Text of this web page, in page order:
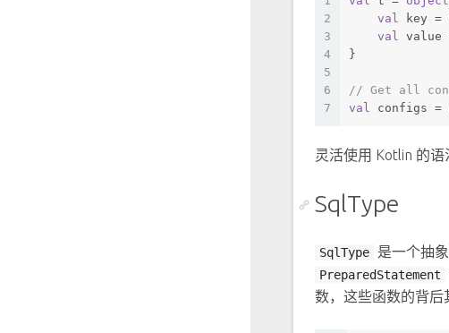
2
3
4
5
6
7
val key =
val value
}
// Get all
val configs =
灵活使用 Kotlin 的
SqlType
SqlType 是一个抽
PreparedStatement
数，这些函数的背后